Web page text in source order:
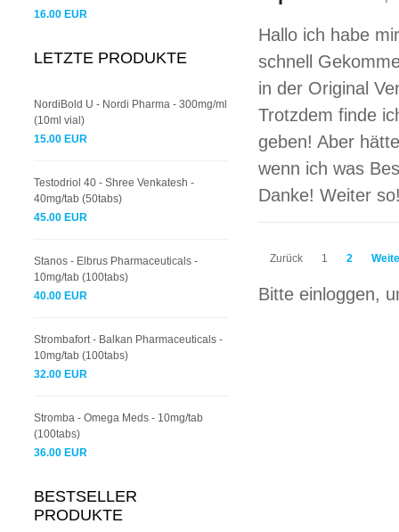
Hallo ich habe
schnell
in der Original
Trotzdem finde
geben! Aber
wenn ich was
Danke! Weiter
Zurück 1 2
Bitte einloggen,
16.00 EUR
LETZTE PRODUKTE
NordiBold U - Nordi Pharma - 300mg/ml
(10ml vial)
15.00 EUR
Testodriol 40 - Shree Venkatesh -
40mg/tab (50tabs)
45.00 EUR
Stanos - Elbrus Pharmaceuticals -
10mg/tab (100tabs)
40.00 EUR
Strombafort - Balkan Pharmaceuticals -
10mg/tab (100tabs)
32.00 EUR
Stromba - Omega Meds - 10mg/tab
(100tabs)
36.00 EUR
BESTSELLER
PRODUKTE